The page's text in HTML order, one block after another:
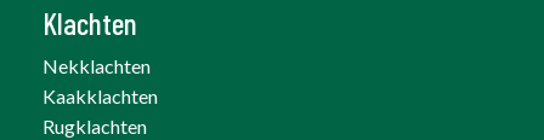
Klachten
Nekklachten
Kaakklachten
Rugklachten